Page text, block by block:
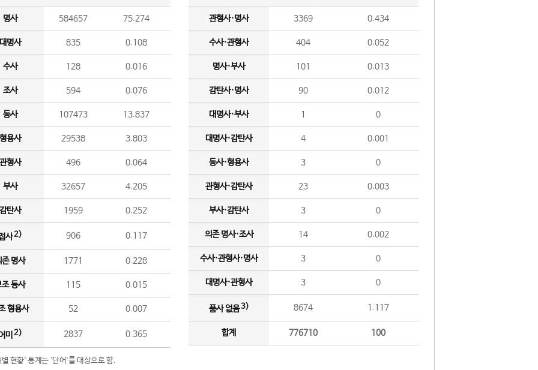
명사 584657 75.274
명사 835 0.108
수사 128 0.016
조사 594 0.076
동사 107473 13.837
용사 29538 3.803
형사 496 0.064
부사 32657 4.205
탄사 1959 0.252
사2) 906 0.117
존 명사 1771 0.228
조 동사 115 0.015
형용사 52 0.007
미 2) 2837 0.365
관형사·명사 3369 0.434
수사·관형사 404 0.052
명사·부사 101 0.013
감탄사·명사 90 0.012
대명사·부사 1 0
대명사·감탄사 4 0.001
동사·형용사 3 0
관형사·감탄사 23 0.003
부사·감탄사 3 0
의존 명사·조사 14 0.002
수사·관형사·명사 3 0
대명사·관형사 3 0
품사 없음3) 8674 1.117
합계 776710 100
현황' 통계는 '단어'를 대상으로 함.